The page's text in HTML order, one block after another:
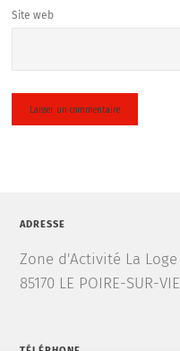
Site web
ADRESSE
Zone d'Activité La Loge
85170 LE POIRE-SUR-VIE